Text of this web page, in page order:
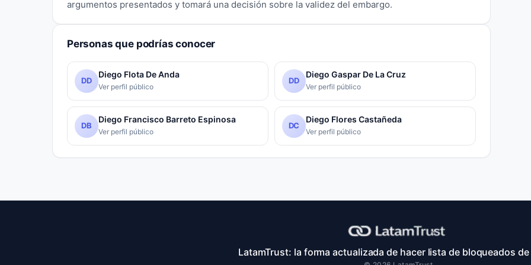
argumentos presentados y tomará una decisión sobre la validez del embargo.
Personas que podrías conocer
DD
Diego Flota De Anda
Ver perfil público
DD
Diego Gaspar De La Cruz
Ver perfil público
DB
Diego Francisco Barreto Espinosa
Ver perfil público
DC
Diego Flores Castañeda
Ver perfil público
LatamTrust: la forma actualizada de hacer lista de bloqueados de